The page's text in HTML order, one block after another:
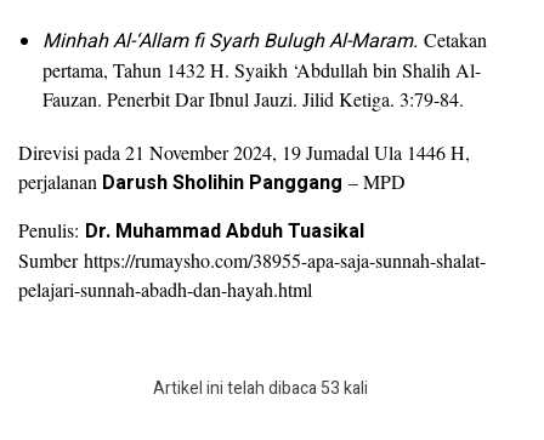
Minhah Al-‘Allam fi Syarh Bulugh Al-Maram. Cetakan
pertama, Tahun 1432 H. Syaikh ‘Abdullah bin Shalih Al-
Fauzan. Penerbit Dar Ibnul Jauzi. Jilid Ketiga. 3:79-84.
Direvisi pada 21 November 2024, 19 Jumadal Ula 1446 H,
perjalanan Darush Sholihin Panggang – MPD
Penulis: Dr. Muhammad Abduh Tuasikal
Sumber https://rumaysho.com/38955-apa-saja-sunnah-shalat-
pelajari-sunnah-abadh-dan-hayah.html
Artikel ini telah dibaca 53 kali